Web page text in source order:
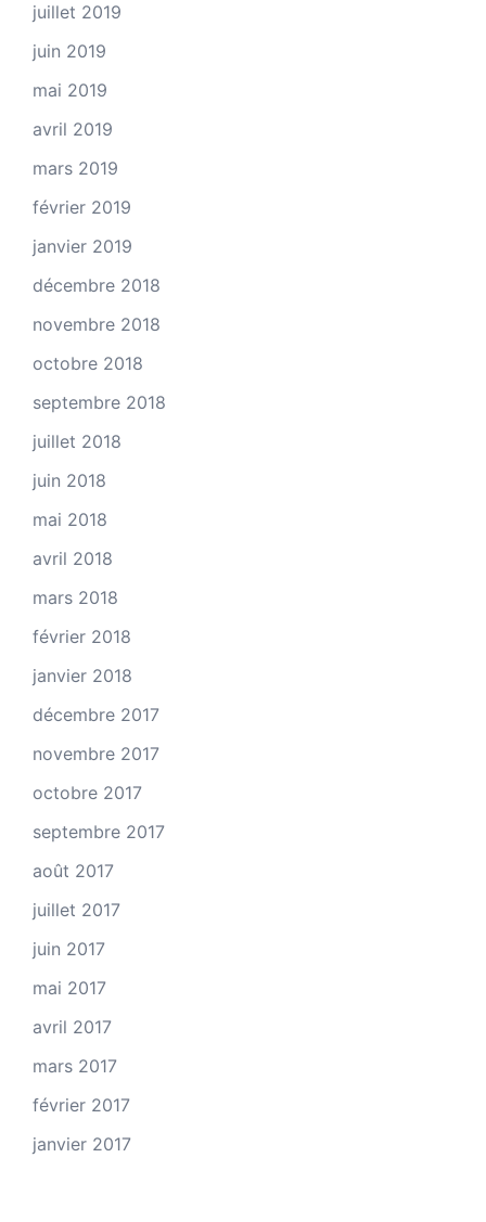
juillet 2019
juin 2019
mai 2019
avril 2019
mars 2019
février 2019
janvier 2019
décembre 2018
novembre 2018
octobre 2018
septembre 2018
juillet 2018
juin 2018
mai 2018
avril 2018
mars 2018
février 2018
janvier 2018
décembre 2017
novembre 2017
octobre 2017
septembre 2017
août 2017
juillet 2017
juin 2017
mai 2017
avril 2017
mars 2017
février 2017
janvier 2017